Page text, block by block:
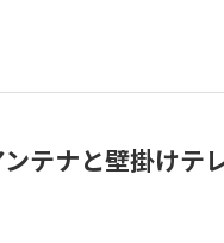
ンテナと壁掛け